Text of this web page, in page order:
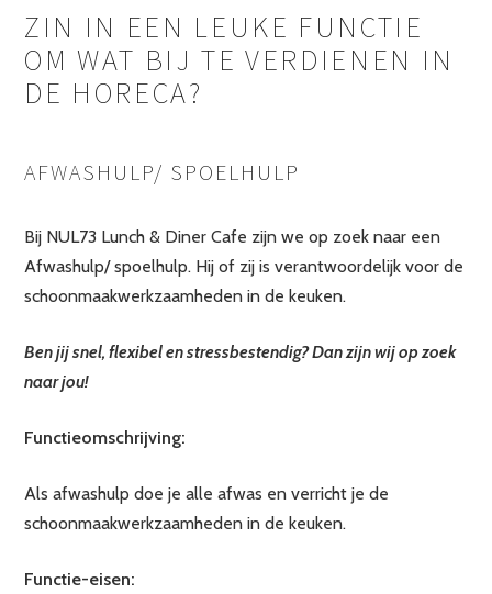
ZIN IN EEN LEUKE FUNCTIE
OM WAT BIJ TE VERDIENEN IN
DE HORECA?
AFWASHULP/ SPOELHULP
Bij NUL73 Lunch & Diner Cafe zijn we op zoek naar een
Afwashulp/ spoelhulp. Hij of zij is verantwoordelijk voor de
schoonmaakwerkzaamheden in de keuken.
Ben jij snel, flexibel en stressbestendig? Dan zijn wij op zoek
naar jou!
Functieomschrijving:
Als afwashulp doe je alle afwas en verricht je de
schoonmaakwerkzaamheden in de keuken.
Functie-eisen: